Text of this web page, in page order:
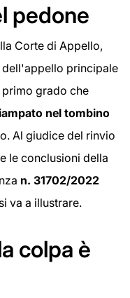
pedone
Corte di Appello,
principale
grado che
nel tombino
Al giudice del rinvio
le conclusioni della
n. 31702/2022
va a illustrare.
colpa è